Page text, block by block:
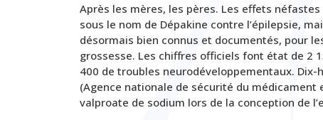
Après les mères, les pères. Les effets
sous le nom de Dépakine contre l’épilepsie,
désormais bien connus et documentés, pour
grossesse. Les chiffres officiels font état de 2
400 de troubles neurodéveloppementaux. Dix-
(Agence nationale de sécurité du
valproate de sodium lors de la conception de